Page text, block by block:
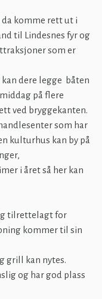
da komme rett ut i
til Lindesnes fyr og
som er
dere legge båten
på flere
ved bryggekanten.
som har
kulturhus kan by på
i året så her kan
tilrettelagt for
kommer til sin
grill kan nytes.
og har god plass